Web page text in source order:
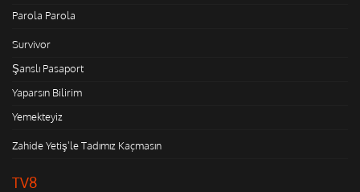
Parola Parola
Survivor
Şanslı Pasaport
Yaparsın Bilirim
Yemekteyiz
Zahide Yetiş'le Tadımız Kaçmasın
TV8